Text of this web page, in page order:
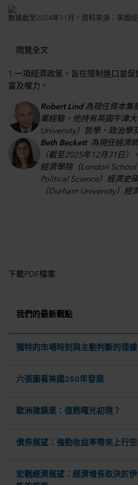
數據截至2024年11月。資料來源：美國
閱覽全文
1.一項經濟政策，旨在限制進口並
富及權力。
Robert Lind為現任資本集
業經驗。他持有英國牛津
University）哲學、政治學
Beth Beckett為現任經濟
（截至2025年12月31日）
經濟學院（London
Political Science）經濟史
（Durham University）經
下載PDF檔案
我們的最新觀點
獨特的市場時刻與主動判斷的理據
六張圖看美國250年發展
歐洲建築業：復甦曙光初現？
債券展望：強勁收益率帶來上行
宏觀經濟展望：經濟增長取決於